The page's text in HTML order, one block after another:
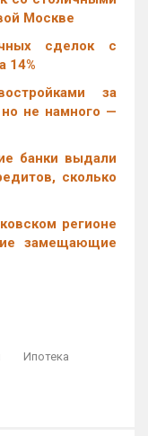
Москве
сделок с
14%
за
не намного —
банки выдали
сколько
регионе
замещающие
Ипотека